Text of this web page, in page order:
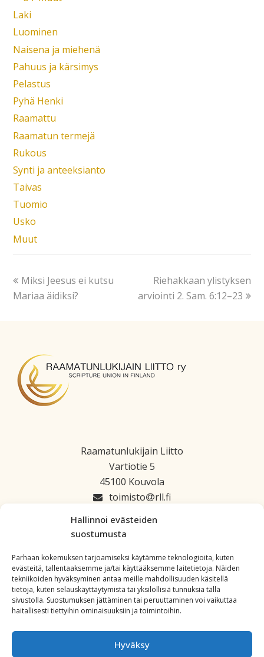
Hallinnoi evästeiden
suostumusta
Parhaan kokemuksen tarjoamiseksi käytämme teknologioita, kuten
evästeitä, tallentaaksemme ja/tai käyttääksemme laitetietoja. Näiden
tekniikoiden hyväksyminen antaa meille mahdollisuuden käsitellä
tietoja, kuten selauskäyttäytymistä tai yksilöllisiä tunnuksia tällä
sivustolla. Suostumuksen jättäminen tai peruuttaminen voi vaikuttaa
haitallisesti tiettyihin ominaisuuksiin ja toimintoihin.
Hyväksy
Laki
Luominen
Naisena ja miehenä
Pahuus ja kärsimys
Pelastus
Pyhä Henki
Raamattu
Raamatun termejä
Rukous
Synti ja anteeksianto
Taivas
Tuomio
Usko
Muut
Miksi Jeesus ei kutsu
Mariaa äidiksi?
Riehakkaan ylistyksen
arviointi 2. Sam. 6:12–23
Raamatunlukijain Liitto
Vartiotie 5
45100 Kouvola
toimisto
rll.fi